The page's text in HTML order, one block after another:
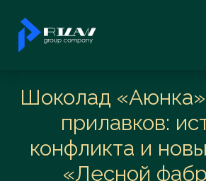
Шоколад
прилавков:
конфликта и
«Лесной